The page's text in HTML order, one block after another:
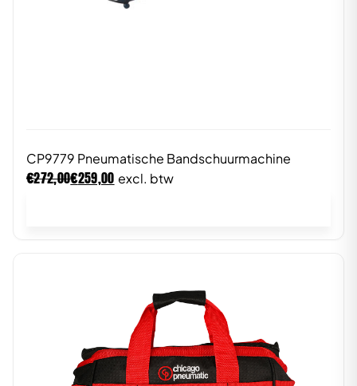
CP9779 Pneumatische Bandschuurmachine
€272,00€259,00 excl. btw